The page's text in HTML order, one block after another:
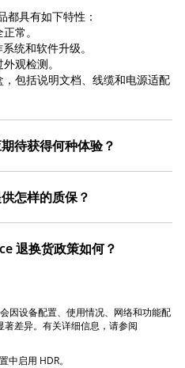
都具有如下特性：
常。
统和软件升级。
观检测。
，包括说明文档、线缆和电源适配
待获得何种体验？
怎样的质保？
退换货政策如何？
因设备配置、使用情况、网络和功能配
差异。有关详细信息，请参阅
中启用 HDR。